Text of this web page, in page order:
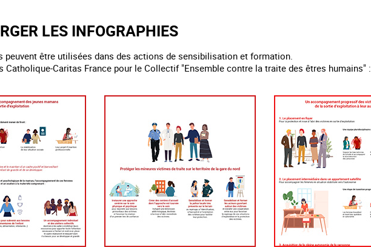
LES INFOGRAPHIES
peuvent être utilisées dans des actions de sensibilisation et formation.
Catholique-Caritas France pour le Collectif "Ensemble contre la traite des êtres humains" :